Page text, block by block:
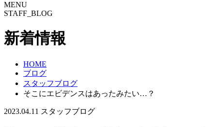
MENU
STAFF_BLOG
新着情報
HOME
ブログ
スタッフブログ
そこにエビデンスはあったみたい…？
2023.04.11 スタッフブログ